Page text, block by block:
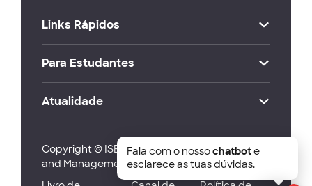
Links Rápidos
Para Estudantes
Atualidade
Copyright © ISEG Lisbon School of Economics
and Management 2026
Fala com o nossochatbote
esclarece as tuas dúvidas.